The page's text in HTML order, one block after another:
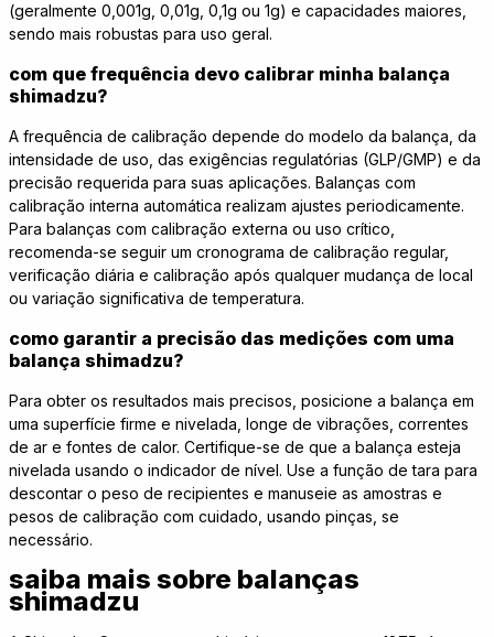
(geralmente 0,001g, 0,01g, 0,1g ou 1g) e capacidades maiores,
sendo mais robustas para uso geral.
com que frequência devo calibrar minha balança
shimadzu?
A frequência de calibração depende do modelo da balança, da
intensidade de uso, das exigências regulatórias (GLP/GMP) e da
precisão requerida para suas aplicações. Balanças com
calibração interna automática realizam ajustes periodicamente.
Para balanças com calibração externa ou uso crítico,
recomenda-se seguir um cronograma de calibração regular,
verificação diária e calibração após qualquer mudança de local
ou variação significativa de temperatura.
como garantir a precisão das medições com uma
balança shimadzu?
Para obter os resultados mais precisos, posicione a balança em
uma superfície firme e nivelada, longe de vibrações, correntes
de ar e fontes de calor. Certifique-se de que a balança esteja
nivelada usando o indicador de nível. Use a função de tara para
descontar o peso de recipientes e manuseie as amostras e
pesos de calibração com cuidado, usando pinças, se
necessário.
saiba mais sobre balanças
shimadzu